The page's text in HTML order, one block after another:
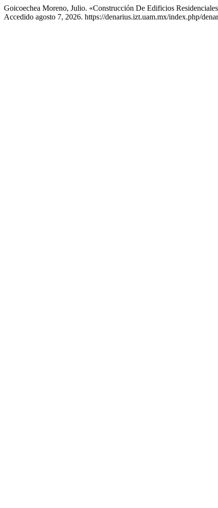
Goicoechea Moreno, Julio. «Construcción De Edificios
Accedido agosto 7, 2026. https://denarius.izt.uam.mx/index.php/